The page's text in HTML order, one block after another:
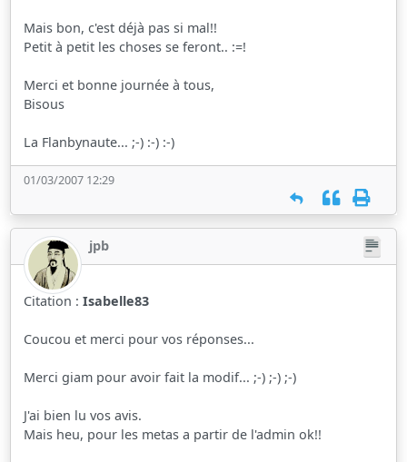
Mais bon, c'est déjà pas si mal!!
Petit à petit les choses se feront.. :=!
Merci et bonne journée à tous,
Bisous
La Flanbynaute... ;-) :-) :-)
01/03/2007 12:29
jpb
Citation :Isabelle83
Coucou et merci pour vos réponses...
Merci giam pour avoir fait la modif... ;-) ;-) ;-)
J'ai bien lu vos avis.
Mais heu, pour les metas a partir de l'admin ok!!